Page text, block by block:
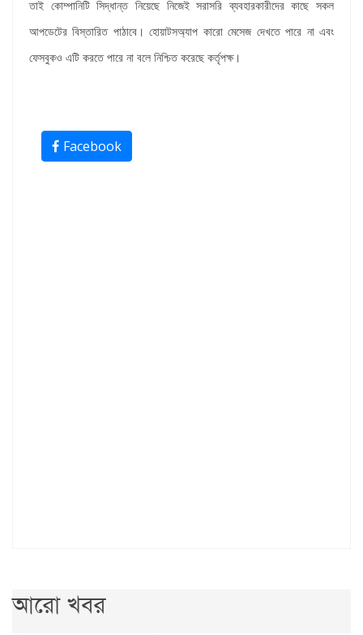
তাই কোম্পানিটি সিদ্ধান্ত নিয়েছে নিজেই সরাসরি ব্যবহারকারীদের কাছে সকল
আপডেটের বিস্তারিত পাঠাবে। হোয়াটসঅ্যাপ কারো মেসেজ দেখতে পারে না এবং
ফেসবুকও এটি করতে পারে না বলে নিশ্চিত করেছে কর্তৃপক্ষ।
Facebook
আরো খবর